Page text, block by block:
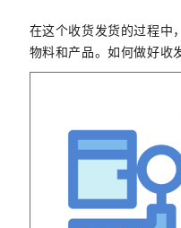
在这个收货发货的过程中
物料和产品。如何做好收